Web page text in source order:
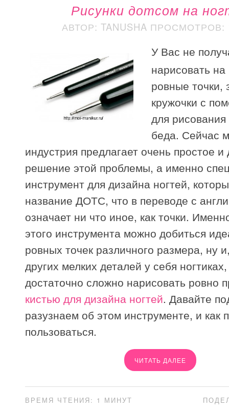
Рисунки дотсом на
АВТОР: TANUSHA ПРОСМОТРОВ:
У Вас не
нарисовать на
ровные точки,
кружочки с
для
беда. Сейчас
индустрия предлагает очень простое и
решение этой проблемы, а именно
инструмент для дизайна ногтей,
название ДОТС, что в переводе с
означает ни что иное, как точки.
этого инструмента можно добиться
ровных точек различного размера, ну
других мелких деталей у себя
достаточно сложно нарисовать ровно
кистью для дизайна ногтей. Давайте
разузнаем об этом инструменте, и как
пользоваться.
ЧИТАТЬ ДАЛЕЕ
ВРЕМЯ ЧТЕНИЯ: 1 МИНУТ